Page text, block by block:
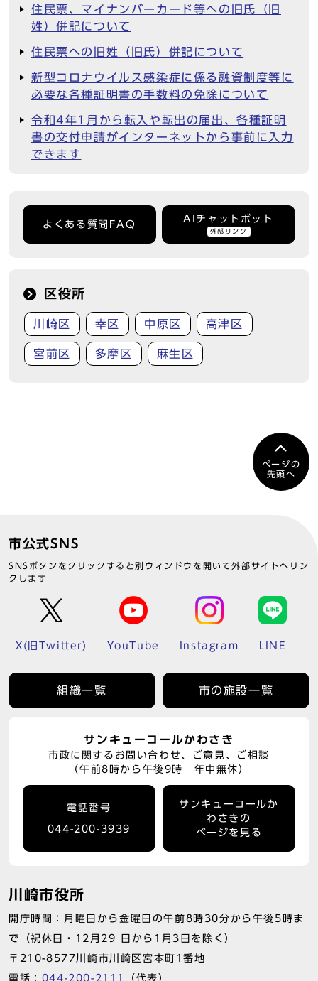
住民票、マイナンバーカード等への旧氏（旧
姓）併記について
住民票への旧姓（旧氏）併記について
新型コロナウイルス感染症に係る融資制度等に
必要な各種証明書の手数料の免除について
令和4年1月から転入や転出の届出、各種証明
書の交付申請がインターネットから事前に入力
できます
よくある質問FAQ
AIチャットボット
外部リンク
区役所
川崎区 幸区 中原区 高津区
宮前区 多摩区 麻生区
ページの
先頭へ
市公式SNS
SNSボタンをクリックすると別ウィンドウを開いて外部サイトへリン
クします
X(旧Twitter) YouTube Instagram LINE
組織一覧 市の施設一覧
サンキューコールかわさき
市政に関するお問い合わせ、ご意見、ご相談
（午前8時から午後9時 年中無休）
電話番号
044-200-3939
サンキューコールか
わさきの
ページを見る
川崎市役所
開庁時間：月曜日から金曜日の午前8時30分から午後5時ま
で（祝休日・12月29 日から1月3日を除く）
〒210-8577川崎市川崎区宮本町1番地
電話： 044-200-2111 （代表）